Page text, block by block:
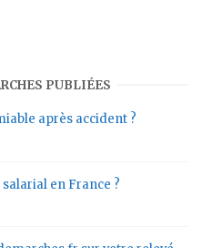
PUBLIÉES
après accident ?
en France ?